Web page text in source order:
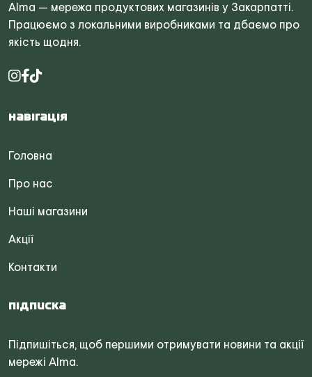
Alma — мережа продуктових магазинів у Закарпатті.
Працюємо з локальними виробниками та дбаємо про
якість щодня.
Навігація
Головна
Про нас
Наші магазини
Акції
Контакти
Підписка
Підпишіться, щоб першими отримувати новини та акції
мережі Alma.